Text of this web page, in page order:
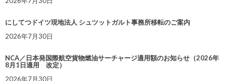
にしてつドイツ現地法人 シュツットガルト事務所移転のご案内
2026年7月30日
NCA／日本発国際航空貨物燃油サーチャージ適用額のお知らせ（2026年
8月1日適用 改定）
2026年7月30日